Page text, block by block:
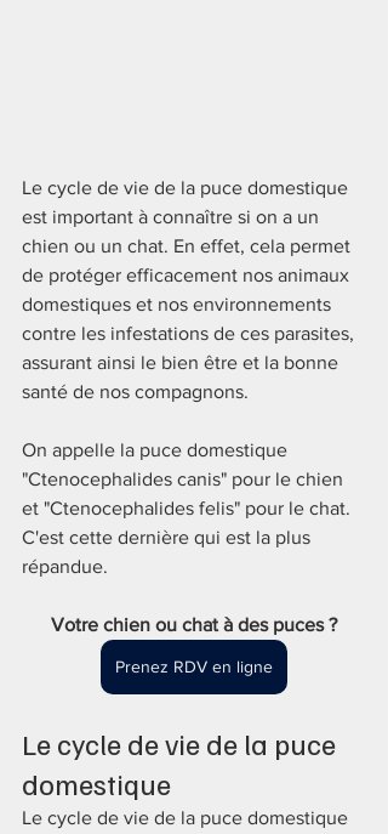
Le cycle de vie de la puce domestique
est important à connaître si on a un
chien ou un chat. En effet, cela permet
de protéger efficacement nos animaux
domestiques et nos environnements
contre les infestations de ces parasites,
assurant ainsi le bien être et la bonne
santé de nos compagnons.
On appelle la puce domestique
"Ctenocephalides canis" pour le chien
et "Ctenocephalides felis" pour le chat.
C'est cette dernière qui est la plus
répandue.
Votre chien ou chat à des puces ?
Prenez RDV en ligne
Le cycle de vie de la puce
domestique
Le cycle de vie de la puce domestique